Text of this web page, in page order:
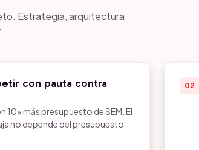
Estrategia, arquitectura
con pauta contra
más presupuesto de SEM. El
no depende del presupuesto
02